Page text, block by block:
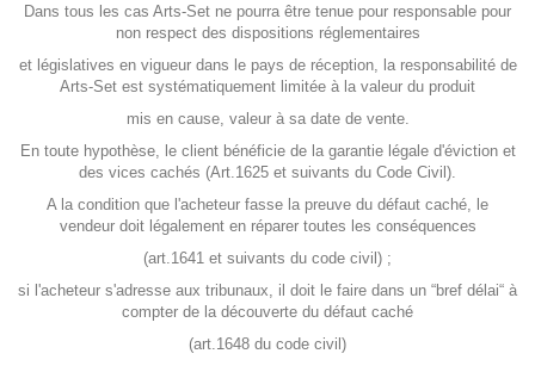
Dans tous les cas Arts-Set ne pourra être tenue pour responsable pour
non respect des dispositions réglementaires
et législatives en vigueur dans le pays de réception, la responsabilité de
Arts-Set est systématiquement limitée à la valeur du produit
mis en cause, valeur à sa date de vente.
En toute hypothèse, le client bénéficie de la garantie légale d'éviction et
des vices cachés (Art.1625 et suivants du Code Civil).
A la condition que l'acheteur fasse la preuve du défaut caché, le
vendeur doit légalement en réparer toutes les conséquences
(art.1641 et suivants du code civil) ;
si l'acheteur s'adresse aux tribunaux, il doit le faire dans un “bref délai“ à
compter de la découverte du défaut caché
(art.1648 du code civil)